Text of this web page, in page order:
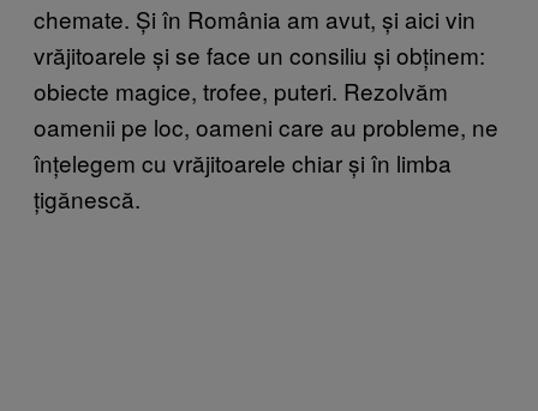
chemate. Și în România am avut, și aici vin
vrăjitoarele și se face un consiliu și obținem:
obiecte magice, trofee, puteri. Rezolvăm
oamenii pe loc, oameni care au probleme, ne
înțelegem cu vrăjitoarele chiar și în limba
țigănescă.